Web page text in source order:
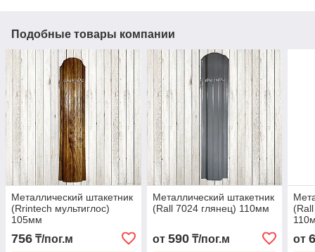
Подобные товары компании
Металлический штакетник
(Rrintech мультиглос)
105мм
756 ₸/пог.м
Металлический штакетник
(Rall 7024 глянец) 110мм
от 590₸/пог.м от